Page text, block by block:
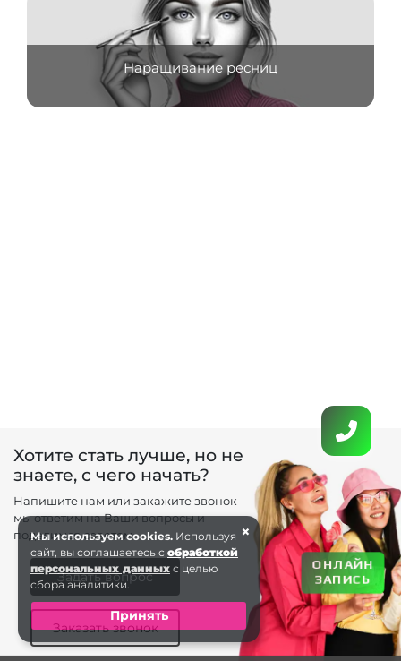
Наращивание ресниц
Хотите стать лучше, но не
знаете, с чего начать?
Напишите нам или закажите звонок –
мы ответим на Ваши вопросы и
поделимся советом.
Задать вопрос
Заказать звонок
×
Мы используем cookies. Используя
сайт, вы соглашаетесь с обработкой
персональных данных с целью
сбора аналитики.
Принять
ОНЛАЙН
ЗАПИСЬ